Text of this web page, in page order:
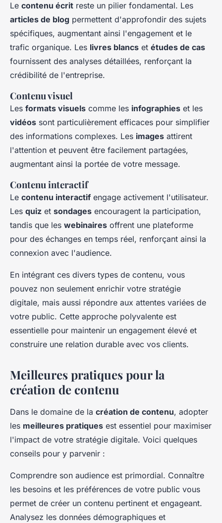
Le contenu écrit reste un pilier fondamental. Les
articles de blog permettent d'approfondir des sujets
spécifiques, augmentant ainsi l'engagement et le
trafic organique. Les livres blancs et études de cas
fournissent des analyses détaillées, renforçant la
crédibilité de l'entreprise.
Contenu visuel
Les formats visuels comme les infographies et les
vidéos sont particulièrement efficaces pour simplifier
des informations complexes. Les images attirent
l'attention et peuvent être facilement partagées,
augmentant ainsi la portée de votre message.
Contenu interactif
Le contenu interactif engage activement l'utilisateur.
Les quiz et sondages encouragent la participation,
tandis que les webinaires offrent une plateforme
pour des échanges en temps réel, renforçant ainsi la
connexion avec l'audience.
En intégrant ces divers types de contenu, vous
pouvez non seulement enrichir votre stratégie
digitale, mais aussi répondre aux attentes variées de
votre public. Cette approche polyvalente est
essentielle pour maintenir un engagement élevé et
construire une relation durable avec vos clients.
Meilleures pratiques pour la
création de contenu
Dans le domaine de la création de contenu, adopter
les meilleures pratiques est essentiel pour maximiser
l'impact de votre stratégie digitale. Voici quelques
conseils pour y parvenir :
Comprendre son audience est primordial. Connaître
les besoins et les préférences de votre public vous
permet de créer un contenu pertinent et engageant.
Analysez les données démographiques et